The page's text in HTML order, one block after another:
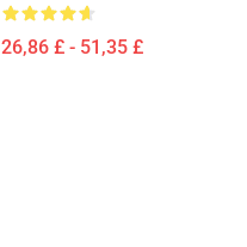
26,86 £ - 51,35 £